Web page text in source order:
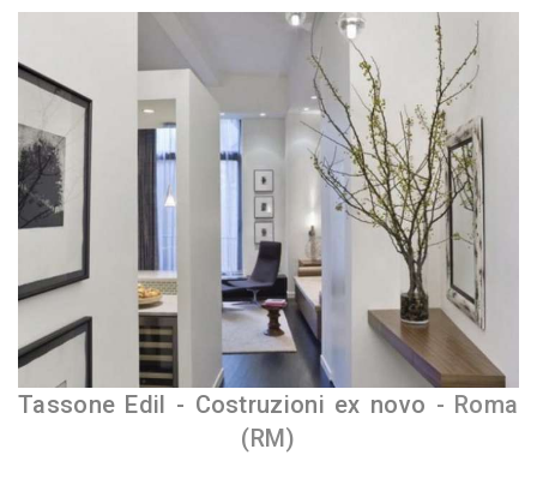
Tassone Edil - Costruzioni ex novo - Roma
(RM)